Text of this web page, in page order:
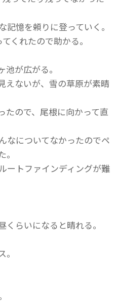
記憶を頼りに登っていく。
くれたので助かる。
が広がる。
えないが、雪の草原が素晴
たので、尾根に向かって直
なについてなかったのでペ
ートファインディングが難
らいになると晴れる。